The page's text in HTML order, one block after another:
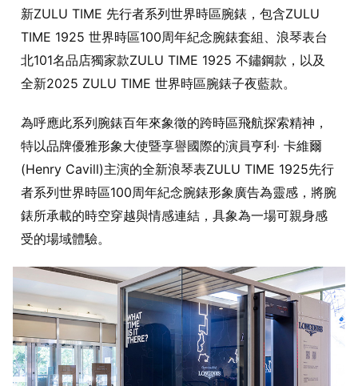
新ZULU TIME 先行者系列世界時區腕錶，包含ZULU
TIME 1925 世界時區100周年紀念腕錶套組、浪琴表台
北101名品店獨家款ZULU TIME 1925 不鏽鋼款，以及
全新2025 ZULU TIME 世界時區腕錶子夜藍款。
為呼應此系列腕錶百年來象徵的跨時區飛航探索精神，
特以品牌優雅形象大使暨享譽國際的演員亨利‧ 卡維爾
(Henry Cavill)主演的全新浪琴表ZULU TIME 1925先行
者系列世界時區100周年紀念腕錶形象廣告為靈感，將腕
錶所承載的時空穿越與情感連結，具象為一場可親身感
受的場域體驗。